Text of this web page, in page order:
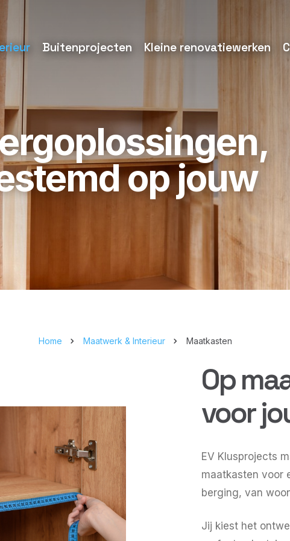
Buitenprojecten Kleine renovatiewerken
op jouw
Home Maatwerk & Interieur Maatkasten
Op
voor
EV Klusprojects
maatkasten voor
berging, van
Jij kiest het